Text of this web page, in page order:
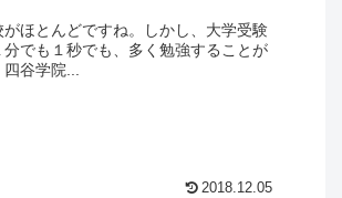
ほとんどですね。しかし、大学受験
でも１秒でも、多く勉強することが
谷学院...
2018.12.05